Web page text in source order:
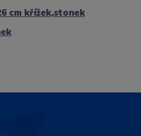
cm křížek,stonek